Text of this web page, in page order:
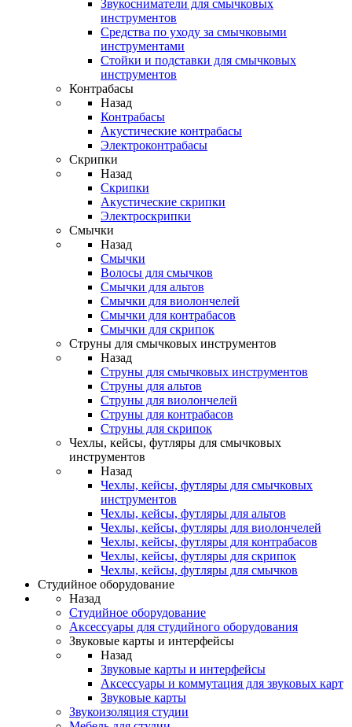
Звукосниматели для смычковых
инструментов
Средства по уходу за смычковыми
инструментами
Стойки и подставки для смычковых
инструментов
Контрабасы
Назад
Контрабасы
Акустические контрабасы
Электроконтрабасы
Скрипки
Назад
Скрипки
Акустические скрипки
Электроскрипки
Смычки
Назад
Смычки
Волосы для смычков
Смычки для альтов
Смычки для виолончелей
Смычки для контрабасов
Смычки для скрипок
Струны для смычковых инструментов
Назад
Струны для смычковых инструментов
Струны для альтов
Струны для виолончелей
Струны для контрабасов
Струны для скрипок
Чехлы, кейсы, футляры для смычковых
инструментов
Назад
Чехлы, кейсы, футляры для смычковых
инструментов
Чехлы, кейсы, футляры для альтов
Чехлы, кейсы, футляры для виолончелей
Чехлы, кейсы, футляры для контрабасов
Чехлы, кейсы, футляры для скрипок
Чехлы, кейсы, футляры для смычков
Студийное оборудование
Назад
Студийное оборудование
Аксессуары для студийного оборудования
Звуковые карты и интерфейсы
Назад
Звуковые карты и интерфейсы
Аксессуары и коммутация для звуковых карт
Звуковые карты
Звукоизоляция студии